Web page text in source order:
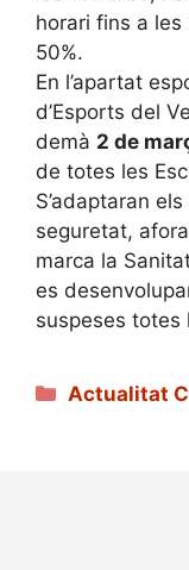
horari fins a
50%.
En l’apartat
d’Esports del
demà 2 de
de totes les
S’adaptaran
seguretat,
marca la
es
suspeses totes
Categories
Actualitat